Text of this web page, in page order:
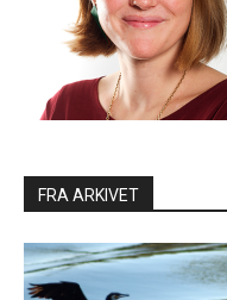
FRA ARKIVET